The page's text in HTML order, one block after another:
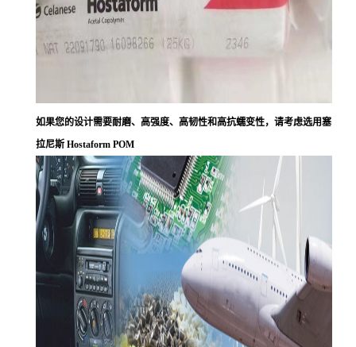
如果您的设计需要耐磨、高强度、高韧性和高抗蠕变性，请考虑选用塞
拉尼斯 Hostaform POM